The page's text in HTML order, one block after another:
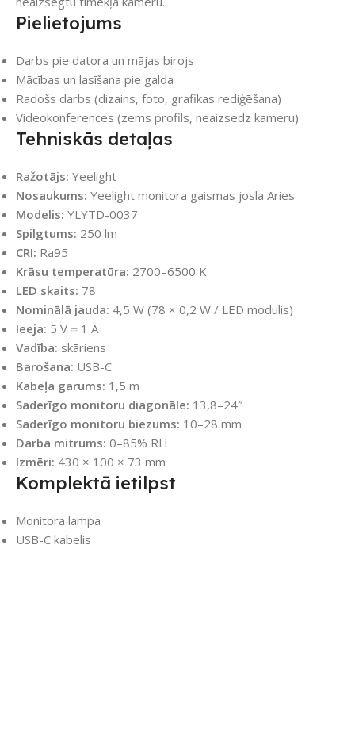
Pielietojums
Darbs pie datora un mājas birojs
Mācības un lasīšana pie galda
Radošs darbs (dizains, foto, grafikas rediģēšana)
Videokonferences (zems profils, neaizsedz kameru)
Tehniskās detaļas
Ražotājs: Yeelight
Nosaukums: Yeelight monitora gaismas josla Aries
Modelis: YLYTD-0037
Spilgtums: 250 lm
CRI: Ra95
Krāsu temperatūra: 2700–6500 K
LED skaits: 78
Nominālā jauda: 4,5 W (78 × 0,2 W / LED modulis)
Ieeja: 5 V ⎓ 1 A
Vadība: skāriens
Barošana: USB-C
Kabeļa garums: 1,5 m
Saderīgo monitoru diagonāle: 13,8–24″
Saderīgo monitoru biezums: 10–28 mm
Darba mitrums: 0–85% RH
Izmēri: 430 × 100 × 73 mm
Komplektā ietilpst
Monitora lampa
USB-C kabelis